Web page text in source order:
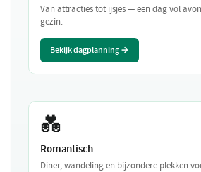
Van attracties tot ijsjes — een dag vol
gezin.
Bekijk dagplanning →
💑
Romantisch
Diner, wandeling en bijzondere plekken